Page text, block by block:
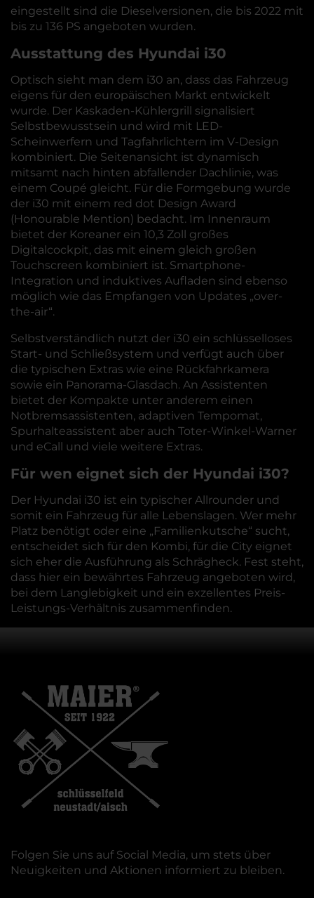
eingestellt sind die Dieselversionen, die bis 2022 mit
bis zu 136 PS angeboten wurden.
Ausstattung des Hyundai i30
Optisch sieht man dem i30 an, dass das Fahrzeug
eigens für den europäischen Markt entwickelt
wurde. Der Kaskaden-Kühlergrill signalisiert
Selbstbewusstsein und wird mit LED-
Scheinwerfern und Tagfahrlichtern im V-Design
kombiniert. Die Seitenansicht ist dynamisch
mitsamt nach hinten abfallender Dachlinie, was
einem Coupé gleicht. Für die Formgebung wurde
der i30 mit einem red dot Design Award
(Honourable Mention) bedacht. Im Innenraum
bietet der Koreaner ein 10,3 Zoll großes
Digitalcockpit, das mit einem gleich großen
Touchscreen kombiniert ist. Smartphone-
Integration und induktives Aufladen sind ebenso
möglich wie das Empfangen von Updates „over-
the-air“.
Selbstverständlich nutzt der i30 ein schlüsselloses
Start- und Schließsystem und verfügt auch über
die typischen Extras wie eine Rückfahrkamera
sowie ein Panorama-Glasdach. An Assistenten
bietet der Kompakte unter anderem einen
Notbremsassistenten, adaptiven Tempomat,
Spurhalteassistent aber auch Toter-Winkel-Warner
und eCall und viele weitere Extras.
Für wen eignet sich der Hyundai i30?
Der Hyundai i30 ist ein typischer Allrounder und
somit ein Fahrzeug für alle Lebenslagen. Wer mehr
Platz benötigt oder eine „Familienkutsche“ sucht,
entscheidet sich für den Kombi, für die City eignet
sich eher die Ausführung als Schrägheck. Fest steht,
dass hier ein bewährtes Fahrzeug angeboten wird,
bei dem Langlebigkeit und ein exzellentes Preis-
Leistungs-Verhältnis zusammenfinden.
Folgen Sie uns auf Social Media, um stets über
Neuigkeiten und Aktionen informiert zu bleiben.